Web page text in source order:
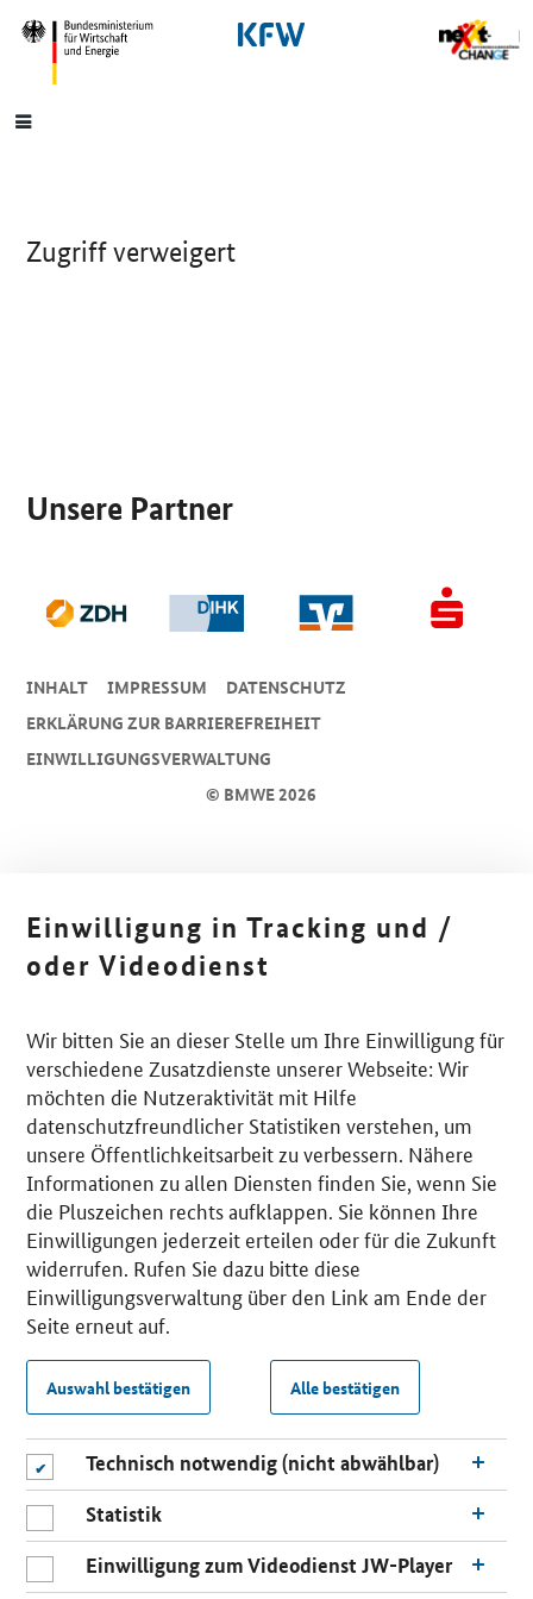
SrOnlyNavigation
Hauptmenü
Zugriff verweigert
Unsere Partner
© BMWE 2026
INHALT IMPRESSUM
DA­TEN­SCHUTZ
ERKLÄRUNG ZUR BARRIEREFREIHEIT
EINWILLIGUNGSVERWALTUNG
Einwilligung in Tracking und /
oder Videodienst
Wir bitten Sie an dieser Stelle um Ihre Einwilligung für
verschiedene Zusatzdienste unserer Webseite: Wir
möchten die Nutzeraktivität mit Hilfe
datenschutzfreundlicher Statistiken verstehen, um
unsere Öffentlichkeitsarbeit zu verbessern. Nähere
Informationen zu allen Diensten finden Sie, wenn Sie
die Pluszeichen rechts aufklappen. Sie können Ihre
Einwilligungen jederzeit erteilen oder für die Zukunft
widerrufen. Rufen Sie dazu bitte diese
Einwilligungsverwaltung über den Link am Ende der
Seite erneut auf.
Auswahl bestätigen Alle bestätigen
Technisch notwendig (nicht abwählbar)
Statistik
Einwilligung zum Videodienst JW-Player